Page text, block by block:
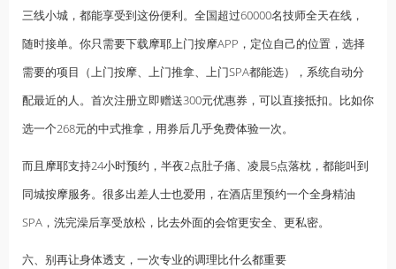
三线小城，都能享受到这份便利。全国超过60000名技师全天在线，
随时接单。你只需要下载摩耶上门按摩APP，定位自己的位置，选择
需要的项目（上门按摩、上门推拿、上门SPA都能选），系统自动分
配最近的人。首次注册立即赠送300元优惠券，可以直接抵扣。比如你
选一个268元的中式推拿，用券后几乎免费体验一次。
而且摩耶支持24小时预约，半夜2点肚子痛、凌晨5点落枕，都能叫到
同城按摩服务。很多出差人士也爱用，在酒店里预约一个全身精油
SPA，洗完澡后享受放松，比去外面的会馆更安全、更私密。
六、别再让身体透支，一次专业的调理比什么都重要